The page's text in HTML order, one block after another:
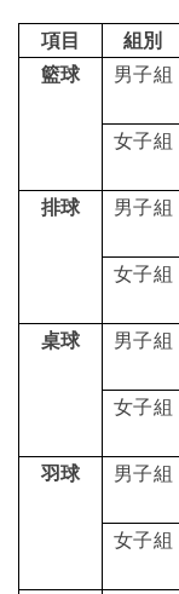
活動競賽
Open
校隊
Open
選課
項目 組別
籃球
男子組
女子組
排球
男子組
女子組
桌球
男子組
女子組
羽球
男子組
女子組